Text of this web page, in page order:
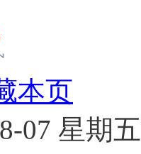
本页
07 星期五